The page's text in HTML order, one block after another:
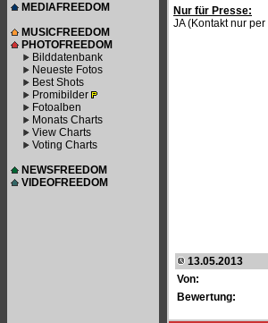
MEDIAFREEDOM
MUSICFREEDOM
PHOTOFREEDOM
Bilddatenbank
Neueste Fotos
Best Shots
Promibilder
Fotoalben
Monats Charts
View Charts
Voting Charts
NEWSFREEDOM
VIDEOFREEDOM
Nur für Presse:
JA (Kontakt nur per
13.05.2013
Von:
Bewertung: